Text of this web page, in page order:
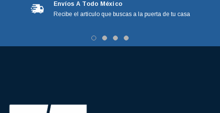
Envíos A Todo México
Recibe el artículo que buscas a la puerta de tu casa